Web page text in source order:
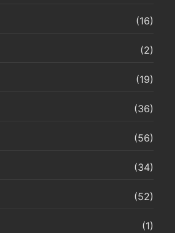
(16)
(2)
(19)
(36)
(56)
(34)
(52)
(1)